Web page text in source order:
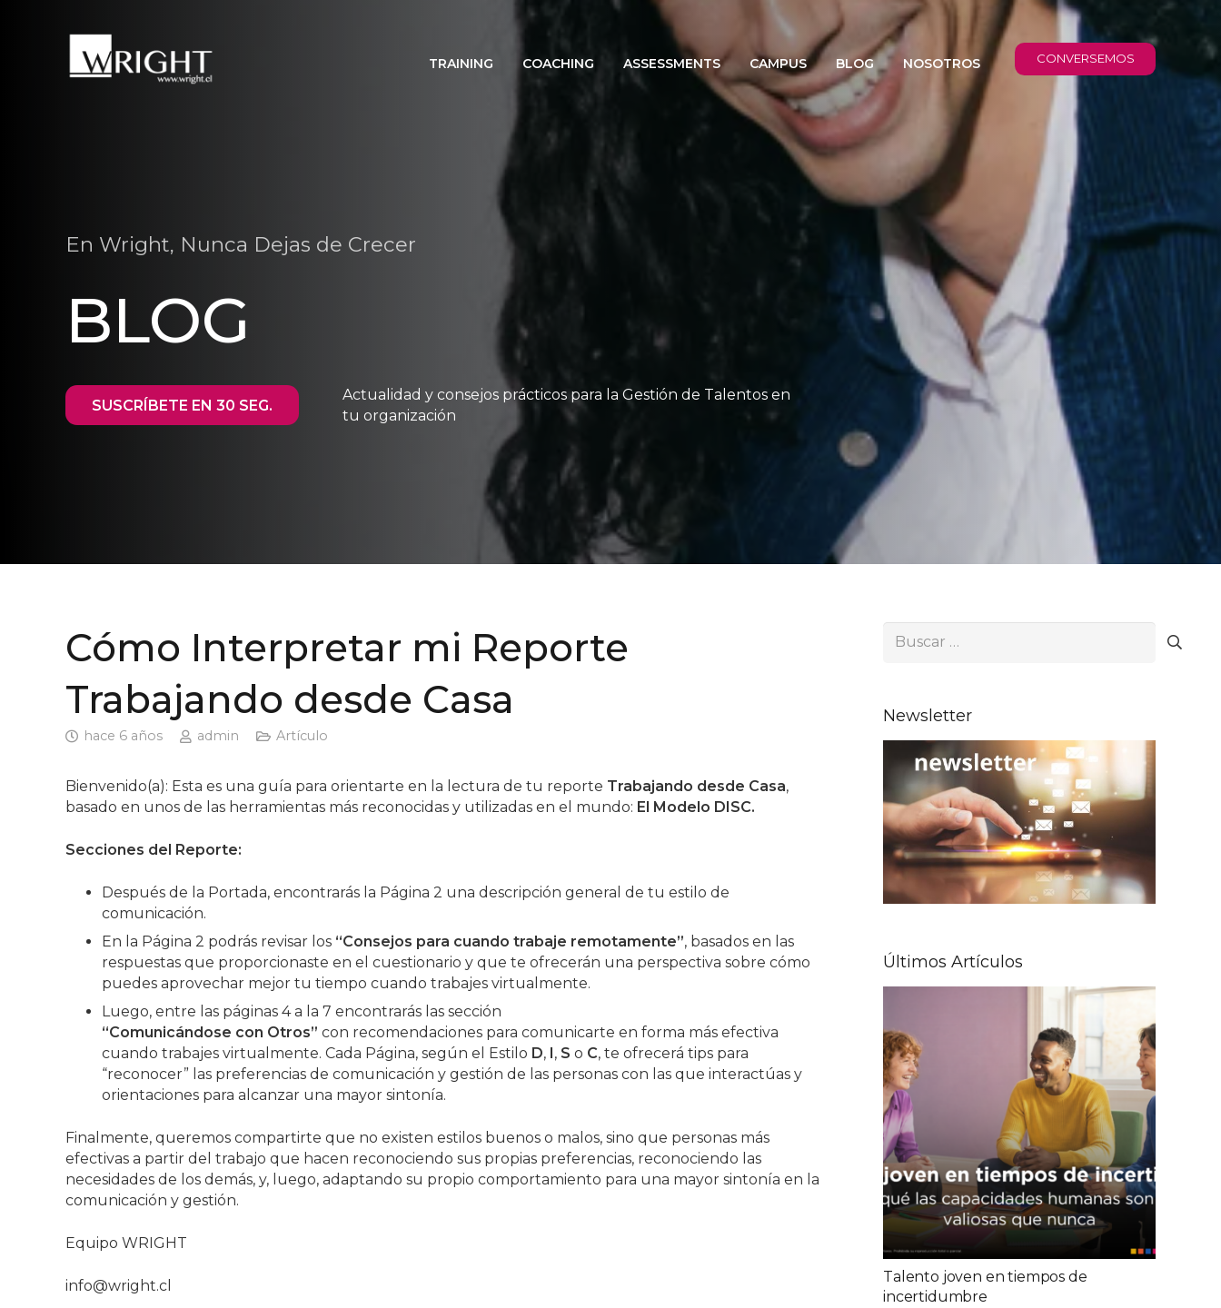
TRAINING COACHING ASSESSMENTS CAMPUS BLOG NOSOTROS CONVERSEMOS
En Wright, Nunca Dejas de Crecer
BLOG
SUSCRÍBETE EN 30 SEG.
Actualidad y consejos prácticos para la Gestión de Talentos en
tu organización
Cómo Interpretar mi Reporte
Trabajando desde Casa
hace 6 años admin Artículo
Bienvenido(a): Esta es una guía para orientarte en la lectura de tu reporte Trabajando desde Casa,
basado en unos de las herramientas más reconocidas y utilizadas en el mundo: El Modelo DISC.
Secciones del Reporte:
Después de la Portada, encontrarás la Página 2 una descripción general de tu estilo de
comunicación.
En la Página 2 podrás revisar los “Consejos para cuando trabaje remotamente”, basados en las
respuestas que proporcionaste en el cuestionario y que te ofrecerán una perspectiva sobre cómo
puedes aprovechar mejor tu tiempo cuando trabajes virtualmente.
Luego, entre las páginas 4 a la 7 encontrarás las sección
“Comunicándose con Otros” con recomendaciones para comunicarte en forma más efectiva
cuando trabajes virtualmente. Cada Página, según el Estilo D, I, S o C, te ofrecerá tips para
“reconocer” las preferencias de comunicación y gestión de las personas con las que interactúas y
orientaciones para alcanzar una mayor sintonía.
Finalmente, queremos compartirte que no existen estilos buenos o malos, sino que personas más
efectivas a partir del trabajo que hacen reconociendo sus propias preferencias, reconociendo las
necesidades de los demás, y, luego, adaptando su propio comportamiento para una mayor sintonía en la
comunicación y gestión.
Equipo WRIGHT
info@wright.cl
Buscar:
Newsletter
Últimos Artículos
Talento joven en tiempos de
incertidumbre